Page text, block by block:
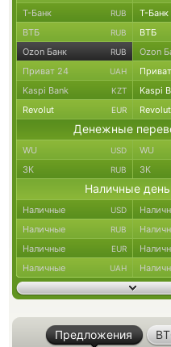
Т-Банк RUB Т-Банк
ВТБ RUB ВТБ
Ozon Банк RUB Ozon
Приват 24 UAH
Kaspi Bank KZT Kaspi
Revolut EUR Revolut
Денежные
WU USD WU
ЗК RUB ЗК
Наличные
Наличные USD
Наличные RUB
Наличные EUR
Наличные UAH
Предложения